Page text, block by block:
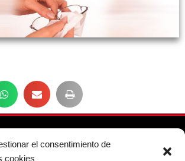
el consentimiento de
cookies